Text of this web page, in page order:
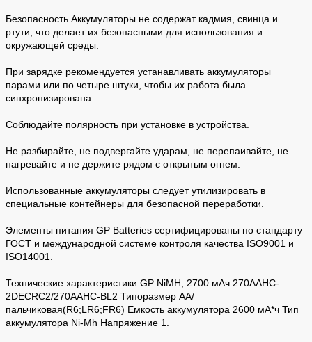
Безопасность Аккумуляторы не содержат кадмия, свинца и
ртути, что делает их безопасными для использования и
окружающей среды.
При зарядке рекомендуется устанавливать аккумуляторы
парами или по четыре штуки, чтобы их работа была
синхронизирована.
Соблюдайте полярность при установке в устройства.
Не разбирайте, не подвергайте ударам, не перепаивайте, не
нагревайте и не держите рядом с открытым огнем.
Использованные аккумуляторы следует утилизировать в
специальные контейнеры для безопасной переработки.
Элементы питания GP Batteries сертифицированы по стандарту
ГОСТ и международной системе контроля качества ISO9001 и
ISO14001.
Технические характеристики GP NiMH, 2700 мАч 270AAHC-
2DECRC2/270AAHC-BL2 Типоразмер AA/
пальчиковая(R6;LR6;FR6) Емкость аккумулятора 2600 мА*ч Тип
аккумулятора Ni-Mh Напряжение 1.